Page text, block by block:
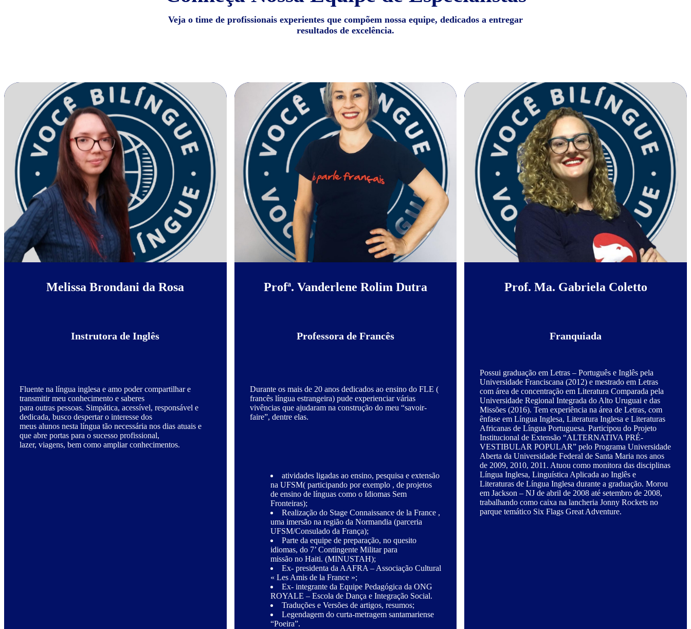
Veja o time de profissionais experientes que compõem nossa equipe, dedicados a entregar
resultados de excelência.
Melissa Brondani da Rosa
Instrutora de Inglês
Fluente na língua inglesa e amo poder compartilhar e
transmitir meu conhecimento e saberes
para outras pessoas. Simpática, acessível, responsável e
dedicada, busco despertar o interesse dos
meus alunos nesta língua tão necessária nos dias atuais e
que abre portas para o sucesso profissional,
lazer, viagens, bem como ampliar conhecimentos.
Profª. Vanderlene Rolim Dutra
Professora de Francês
Durante os mais de 20 anos dedicados ao ensino do FLE (
francês língua estrangeira) pude experienciar várias
vivências que ajudaram na construção do meu “savoir-
faire”, dentre elas.
atividades ligadas ao ensino, pesquisa e extensão
na UFSM( participando por exemplo , de projetos
de ensino de línguas como o Idiomas Sem
Fronteiras);
Realização do Stage Connaissance de la France ,
uma imersão na região da Normandia (parceria
UFSM/Consulado da França);
Parte da equipe de preparação, no quesito
idiomas, do 7’ Contingente Militar para
missão no Haiti. (MINUSTAH);
Ex- presidenta da AAFRA – Associação Cultural
« Les Amis de la France »;
Ex- integrante da Equipe Pedagógica da ONG
ROYALE – Escola de Dança e Integração Social.
Traduções e Versões de artigos, resumos;
Legendagem do curta-metragem santamariense
“Poeira”.
Prof. Ma. Gabriela Coletto
Franquiada
Possui graduação em Letras – Português e Inglês pela
Universidade Franciscana (2012) e mestrado em Letras
com área de concentração em Literatura Comparada pela
Universidade Regional Integrada do Alto Uruguai e das
Missões (2016). Tem experiência na área de Letras, com
ênfase em Língua Inglesa, Literatura Inglesa e Literaturas
Africanas de Língua Portuguesa. Participou do Projeto
Institucional de Extensão “ALTERNATIVA PRÉ-
VESTIBULAR POPULAR” pelo Programa Universidade
Aberta da Universidade Federal de Santa Maria nos anos
de 2009, 2010, 2011. Atuou como monitora das disciplinas
Língua Inglesa, Linguística Aplicada ao Inglês e
Literaturas de Língua Inglesa durante a graduação. Morou
em Jackson – NJ de abril de 2008 até setembro de 2008,
trabalhando como caixa na lancheria Jonny Rockets no
parque temático Six Flags Great Adventure.